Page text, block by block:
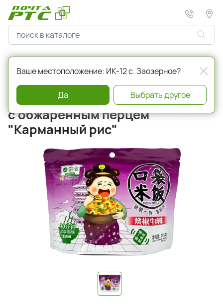
Главная Бакалея Продукты быстрого приготовления
Рис 155 гр в пачке вкус говядины
с обжаренным перцем
"Карманный рис"
Ваше местоположение: ИК-12 с. Заозерное?
Да Выбрать другое